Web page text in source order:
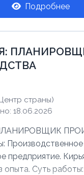
Подробнее
страны)
18.06.2026
Производственное
предприятие.
опыта. Суть работы: